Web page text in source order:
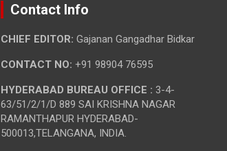
Contact Info
CHIEF EDITOR: Gajanan Gangadhar Bidkar
CONTACT NO: +91 98904 76595
HYDERABAD BUREAU OFFICE : 3-4-
63/51/2/1/D 889 SAI KRISHNA NAGAR
RAMANTHAPUR HYDERABAD-
500013,TELANGANA, INDIA.